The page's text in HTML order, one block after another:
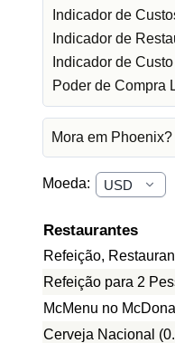
Indicador de
Indicador de
Indicador de
Poder de Compra
Mora em Phoenix?
Moeda:
Restaurantes
Refeição,
Refeição para 2
McMenu no
Cerveja Nacional